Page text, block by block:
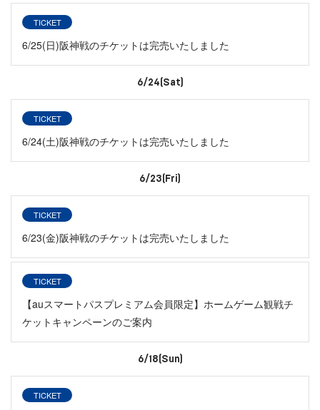
TICKET
6/25(日)阪神戦のチケットは完売いたしました
6/24(Sat)
TICKET
6/24(土)阪神戦のチケットは完売いたしました
6/23(Fri)
TICKET
6/23(金)阪神戦のチケットは完売いたしました
TICKET
【auスマートパスプレミアム会員限定】ホームゲーム観戦チ
ケットキャンペーンのご案内
6/18(Sun)
TICKET